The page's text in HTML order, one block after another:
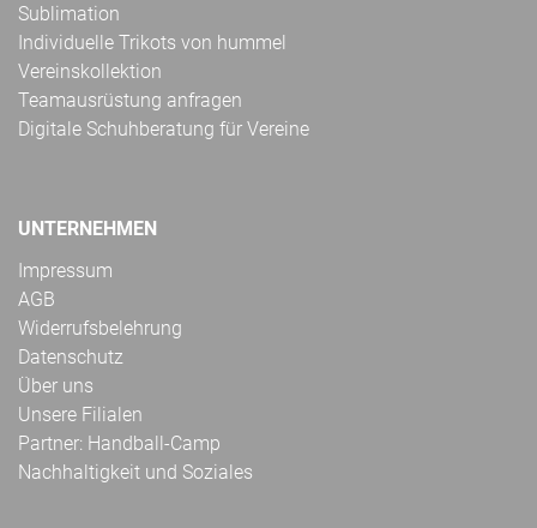
Sublimation
Individuelle Trikots von hummel
Vereinskollektion
Teamausrüstung anfragen
Digitale Schuhberatung für Vereine
UNTERNEHMEN
Impressum
AGB
Widerrufsbelehrung
Datenschutz
Über uns
Unsere Filialen
Partner: Handball-Camp
Nachhaltigkeit und Soziales